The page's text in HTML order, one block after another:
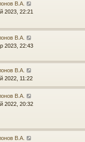
В.А.
2023, 22:21
В.А.
2023, 22:43
В.А.
2022, 11:22
В.А.
2022, 20:32
В.А.